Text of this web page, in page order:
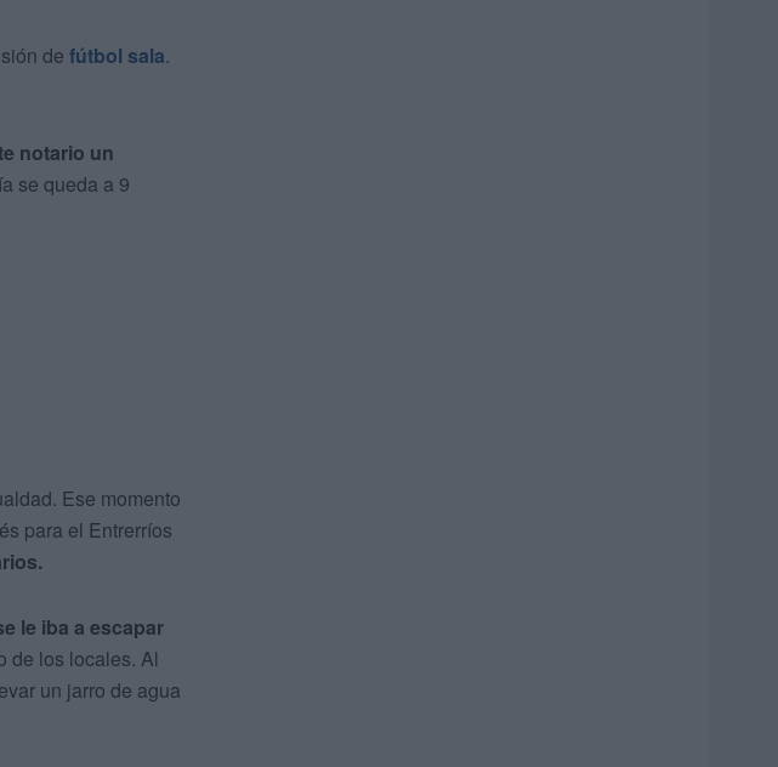
de fútbol sala.
notario un
se queda a 9
Ese momento
para el Entrerríos
le iba a escapar
de los locales. Al
un jarro de agua